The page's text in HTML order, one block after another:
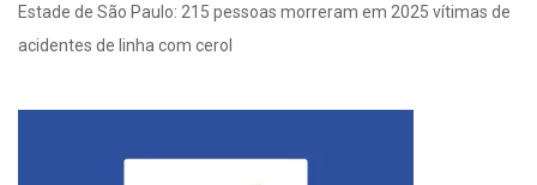
Estade de São Paulo: 215 pessoas morreram em 2025 vítimas de
acidentes de linha com cerol